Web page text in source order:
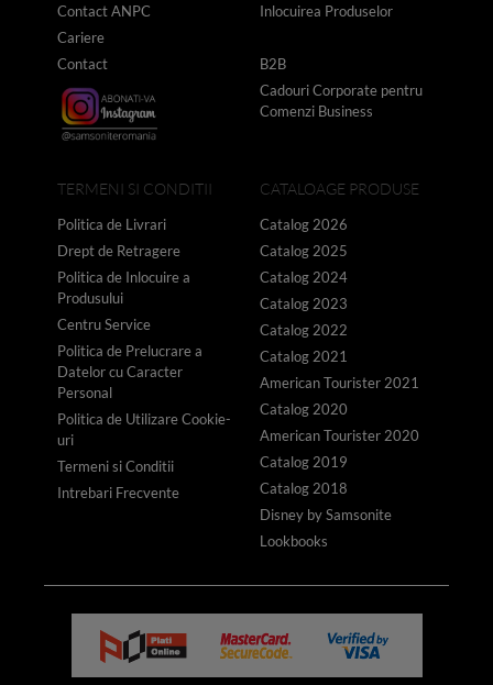
Contact ANPC
Cariere
Contact
Inlocuirea Produselor
B2B
Cadouri Corporate pentru
Comenzi Business
TERMENI SI CONDITII
Politica de Livrari
Drept de Retragere
Politica de Inlocuire a
Produsului
Centru Service
Politica de Prelucrare a
Datelor cu Caracter
Personal
Politica de Utilizare Cookie-
uri
Termeni si Conditii
Intrebari Frecvente
CATALOAGE PRODUSE
Catalog 2026
Catalog 2025
Catalog 2024
Catalog 2023
Catalog 2022
Catalog 2021
American Tourister 2021
Catalog 2020
American Tourister 2020
Catalog 2019
Catalog 2018
Disney by Samsonite
Lookbooks